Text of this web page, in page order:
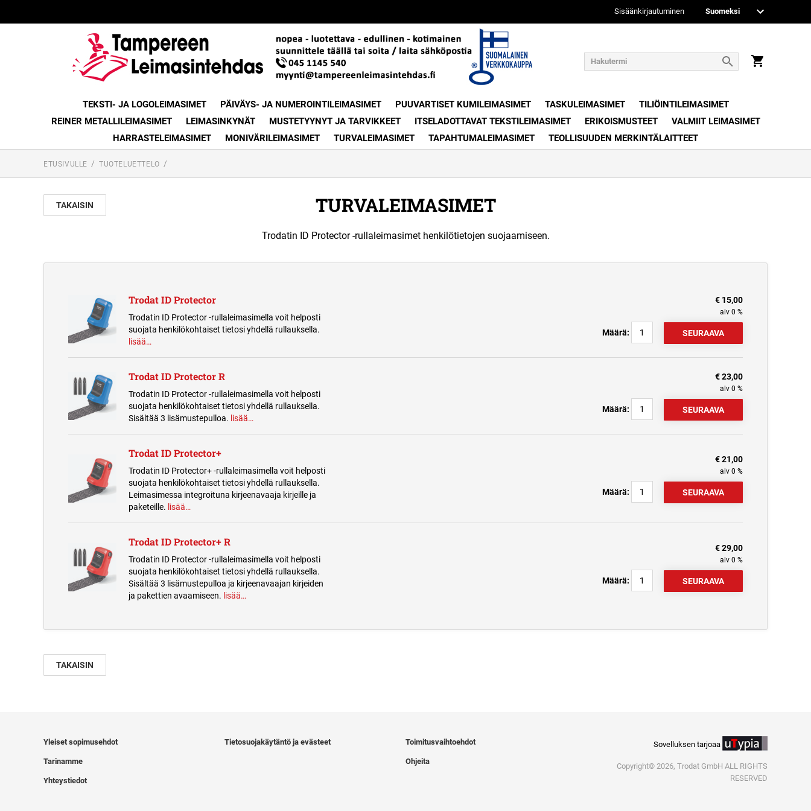
Sisäänkirjautuminen
TEKSTI- JA LOGOLEIMASIMET PÄIVÄYS- JA NUMEROINTILEIMASIMET PUUVARTISET KUMILEIMASIMET TASKULEIMASIMET
TILIÖINTILEIMASIMET
REINER METALLILEIMASIMET
LEIMASINKYNÄT MUSTETYYNYT JA TARVIKKEET ITSELADOTTAVAT TEKSTILEIMASIMET ERIKOISMUSTEET
VALMIIT LEIMASIMET
HARRASTELEIMASIMET
MONIVÄRILEIMASIMET TURVALEIMASIMET TAPAHTUMALEIMASIMET TEOLLISUUDEN MERKINTÄLAITTEET
ETUSIVULLE TUOTELUETTELO
TAKAISIN TURVALEIMASIMET
Trodatin ID Protector -rullaleimasimet henkilötietojen suojaamiseen.
Trodat ID Protector
Trodatin ID Protector -rullaleimasimella voit helposti
suojata henkilökohtaiset tietosi yhdellä rullauksella.
lisää…
€ 15,00
alv 0 %
Määrä:
Trodat ID Protector R
Trodatin ID Protector -rullaleimasimella voit helposti
suojata henkilökohtaiset tietosi yhdellä rullauksella.
Sisältää 3 lisämustepulloa. lisää…
€ 23,00
alv 0 %
Määrä:
Trodat ID Protector+
Trodatin ID Protector+ -rullaleimasimella voit helposti
suojata henkilökohtaiset tietosi yhdellä rullauksella.
Leimasimessa integroituna kirjeenavaaja kirjeille ja
paketeille. lisää…
€ 21,00
alv 0 %
Määrä:
Trodat ID Protector+ R
Trodatin ID Protector -rullaleimasimella voit helposti
suojata henkilökohtaiset tietosi yhdellä rullauksella.
Sisältää 3 lisämustepulloa ja kirjeenavaajan kirjeiden
ja pakettien avaamiseen. lisää…
€ 29,00
alv 0 %
Määrä:
TAKAISIN
Yleiset sopimusehdot
Tarinamme
Yhteystiedot
Tietosuojakäytäntö ja evästeet Toimitusvaihtoehdot
Ohjeita
Sovelluksen tarjoaa
Copyright© 2026, Trodat GmbH ALL RIGHTS
RESERVED